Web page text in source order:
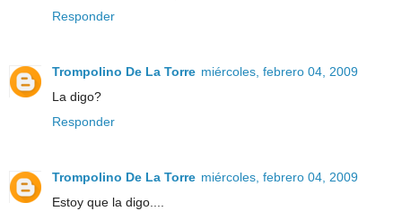
Responder
Trompolino De La Torre miércoles, febrero 04, 2009
La digo?
Responder
Trompolino De La Torre miércoles, febrero 04, 2009
Estoy que la digo....